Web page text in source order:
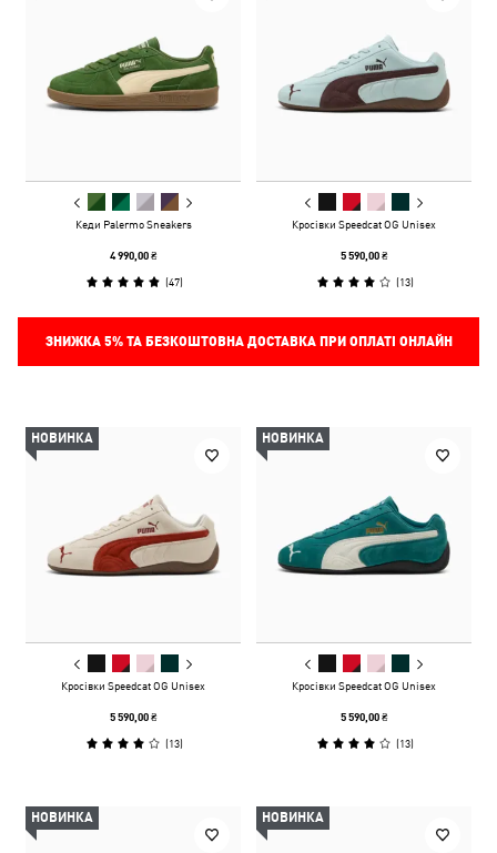
Кеди Palermo Sneakers
4 990,00 ₴
(47)
Кросівки Speedcat OG Unisex
5 590,00 ₴
(13)
ЗНИЖКА 5%ТА БЕЗКОШТОВНА ДОСТАВКА ПРИ ОПЛАТІ ОНЛАЙН
НОВИНКА
Кросівки Speedcat OG Unisex
5 590,00 ₴
(13)
НОВИНКА
Кросівки Speedcat OG Unisex
5 590,00 ₴
(13)
НОВИНКА НОВИНКА